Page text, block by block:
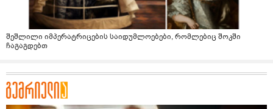
შეშლილი იმპერატრიცების საიდუმლოებები, რომლებიც შოკში
ჩაგაგდებთ